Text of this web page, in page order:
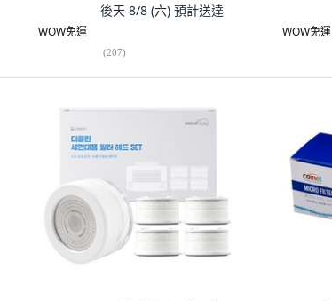
後天 8/8 (六) 預計送達
WOW免運
(207)
WOW免運